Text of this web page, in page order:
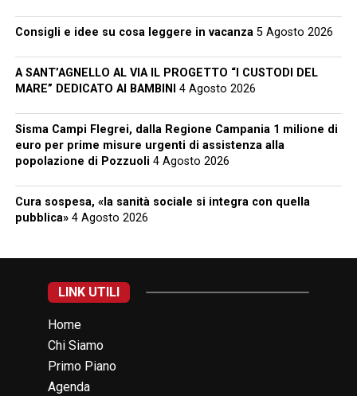
Consigli e idee su cosa leggere in vacanza 5 Agosto 2026
A SANT’AGNELLO AL VIA IL PROGETTO “I CUSTODI DEL
MARE” DEDICATO AI BAMBINI
4 Agosto 2026
Sisma Campi Flegrei, dalla Regione Campania 1 milione di
euro per prime misure urgenti di assistenza alla
popolazione di Pozzuoli 4 Agosto 2026
Cura sospesa, «la sanità sociale si integra con quella
pubblica» 4 Agosto 2026
LINK UTILI
Home
Chi Siamo
Primo Piano
Agenda